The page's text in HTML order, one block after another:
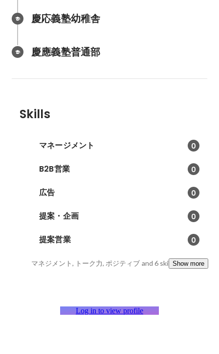
慶応義塾幼稚舎
慶應義塾普通部
Skills
マネージメント 0
B2B営業 0
広告 0
提案・企画 0
提案営業 0
マネジメント, トーク力, ポジティブ and 6 skillsShow more
Log in to view profile